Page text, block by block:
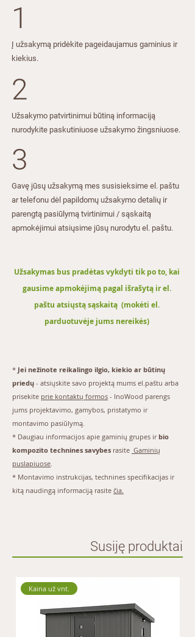
1
Į užsakymą pridėkite pageidaujamus gaminius ir
kiekius​​.
2
​Užsakymo patvirtinimui būtiną informaciją
nurodykite paskutiniuose užsakymo žingsniuose.​
3
Gavę jūsų užsakymą mes susisieksime el. paštu
ar telefonu dėl papildomų užsakymo detalių ir
parengtą pasiūlymą tvirtinimui / sąskaitą
apmokėjimui atsiųsime jūsų nurodytu el. paštu.
Užsakymas bus pradėtas vykdyti tik po to, kai
gausime apmokėjimą pagal išrašytą ir el.
paštu atsiųstą sąskaitą (mokėti el.
parduotuvėje jums nereikės)
* Jei nežinote reikalingo ilgio, kiekio ar būtinų
priedų - atsiųskite savo projektą mums el.paštu arba
prisekite prie kontaktų formos - InoWood parengs
jums projektavimo, gamybos, pristatymo ir
montavimo pasiūlymą.
* Daugiau informacijos apie gaminių grupes irbio
kompozito technines savybes rasite Gaminių
puslapiuose.
* Montavimo instrukcijas, technines specifikacijas ir
kitą naudingą informaciją rasite čia.
Susiję produktai
Kaina už vnt.